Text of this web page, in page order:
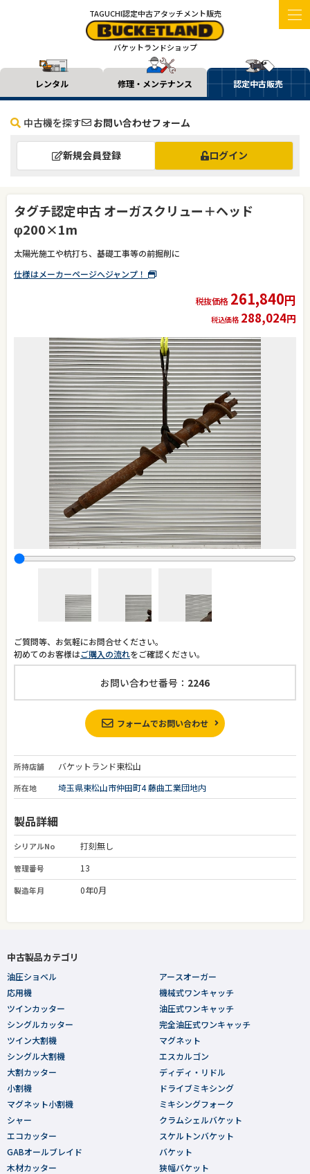
TAGUCHI認定中古アタッチメント販売
バケットランドショップ
レンタル 修理・メンテナンス 認定中古販売
中古機を探す お問い合わせフォーム
新規会員登録 ログイン
タグチ認定中古 オーガスクリュー＋ヘッド
φ200×1m
太陽光施工や杭打ち、基礎工事等の前掘削に
仕様はメーカーページへジャンプ！
税抜価格 261,840円
税込価格 288,024円
ご質問等、お気軽にお問合せください。
初めてのお客様はご購入の流れをご確認ください。
お問い合わせ番号： 2246
フォームでお問い合わせ
所持店舗 バケットランド東松山
所在地 埼玉県東松山市仲田町4 藤曲工業団地内
製品詳細
シリアルNo 打刻無し
管理番号 13
製造年月 0年0月
中古製品カテゴリ
油圧ショベル
応用機
ツインカッター
シングルカッター
ツイン大割機
シングル大割機
大割カッター
小割機
マグネット小割機
シャー
エコカッター
GABオールブレイド
木材カッター
アースオーガー
機械式ワンキャッチ
油圧式ワンキャッチ
完全油圧式ワンキャッチ
マグネット
エスカルゴン
ディディ・リドル
ドライブミキシング
ミキシングフォーク
クラムシェルバケット
スケルトンバケット
バケット
狭幅バケット